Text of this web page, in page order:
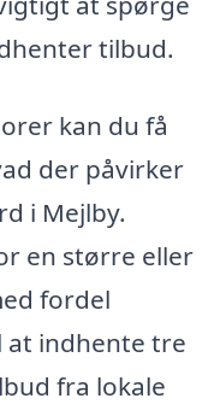
tilbud.
kan du få
der påvirker
i Mejlby.
en større eller
fordel
indhente tre
fra lokale